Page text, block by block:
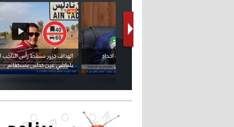
كريستيانو كاد يصاب على مستوى كتفه
بسبب سيلفي